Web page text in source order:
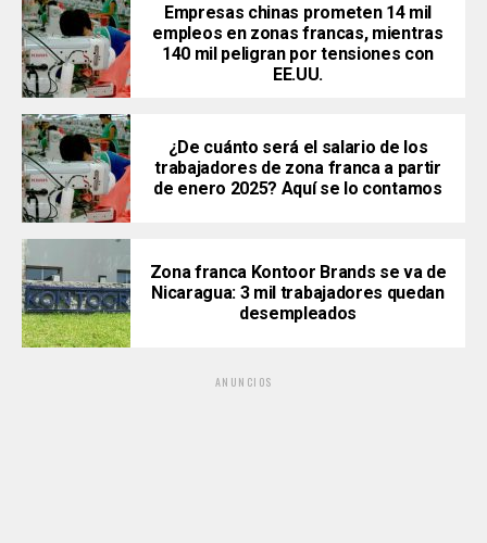
Empresas chinas prometen 14 mil
empleos en zonas francas, mientras
140 mil peligran por tensiones con
EE.UU.
¿De cuánto será el salario de los
trabajadores de zona franca a partir
de enero 2025? Aquí se lo contamos
Zona franca Kontoor Brands se va de
Nicaragua: 3 mil trabajadores quedan
desempleados
ANUNCIOS